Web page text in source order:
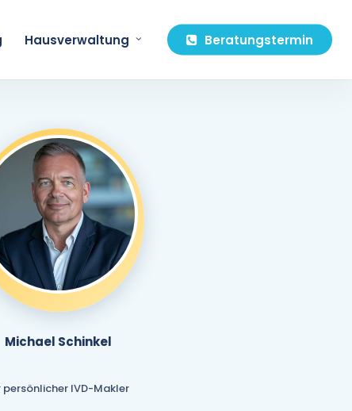
Hausverwaltung Beratungstermin
Michael Schinkel
persönlicher IVD-Makler